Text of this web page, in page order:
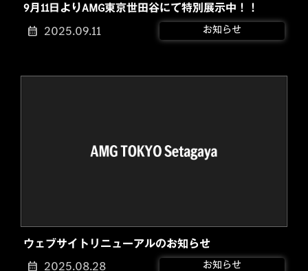
9月11日よりAMG東京世田谷にて特別展示中！！
2025.09.11 お知らせ
ウェブサイトリニューアルのお知らせ
2025.08.28 お知らせ